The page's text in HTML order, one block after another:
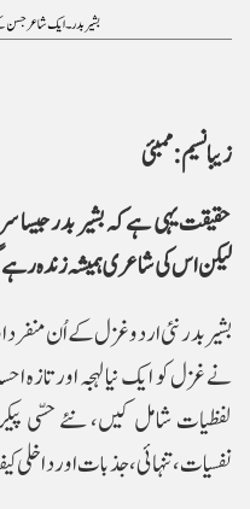
بشیر بدر۔ ایک شاعر
زیبا نسیم : ممبئی
حقیقت یہی ہے کہ بشیر بدر جیسا
لیکن اس کی شاعری ہمیشہ زندہ
بشیر بدر نئی اردو غزل کے اُن
نے غزل کو ایک نیا لہجہ اور تازہ
لفظیات شامل کیں، نئے حسّی
نفسیات، تنہائی، جذبات اور داخلی